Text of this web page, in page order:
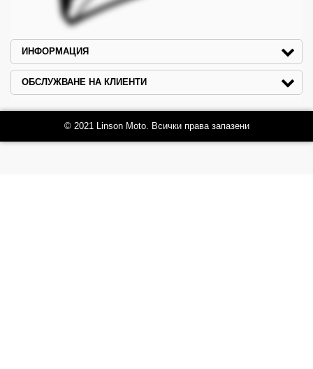
ИНФОРМАЦИЯ
ОБСЛУЖВАНЕ НА КЛИЕНТИ
© 2021 Linson Moto. Всички права запазени